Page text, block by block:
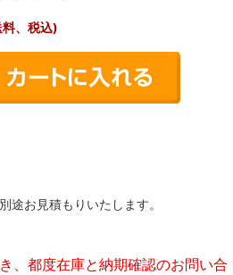
料、税込)
途お見積もりいたします。
、都度在庫と納期確認のお問い合